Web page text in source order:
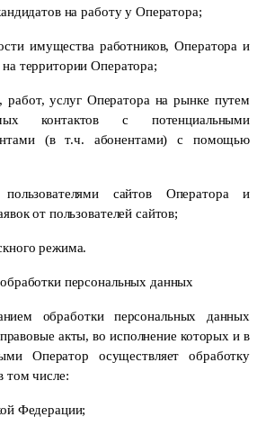
на работу у Оператора;
имущества работников, Оператора и
территории Оператора;
работ, услуг Оператора на рынке путем
контактов с потенциальными
(в т.ч. абонентами) с помощью
сайтов Оператора и
от пользователей сайтов;
режима.
персональных данных
обработки персональных данных
акты, во исполнение которых и в
Оператор осуществляет обработку
том числе:
Федерации;